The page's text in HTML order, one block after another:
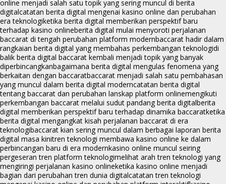
online menjadi salah satu topik yang sering muncul di berita
digitalcatatan berita digital mengenai kasino online dan perubahan
era teknologiketika berita digital memberikan perspektif baru
terhadap kasino onlineberita digital mulai menyoroti perjalanan
baccarat di tengah perubahan platform modernbaccarat hadir dalam
rangkaian berita digital yang membahas perkembangan teknologidi
balik berita digital baccarat kembali menjadi topik yang banyak
diperbincangkanbagaimana berita digital mengulas fenomena yang
berkaitan dengan baccaratbaccarat menjadi salah satu pembahasan
yang muncul dalam berita digital moderncatatan berita digital
tentang baccarat dan perubahan lanskap platform onlinemengikuti
perkembangan baccarat melalui sudut pandang berita digitalberita
digital memberikan perspektif baru terhadap dinamika baccaratketika
berita digital mengangkat kisah perjalanan baccarat di era
teknologibaccarat kian sering muncul dalam berbagai laporan berita
digital masa kinitren teknologi membawa kasino online ke dalam
perbincangan baru di era modernkasino online muncul seiring
pergeseran tren platform teknologimelihat arah tren teknologi yang
mengiringi perjalanan kasino onlineketika kasino online menjadi
bagian dari perubahan tren dunia digitalcatatan tren teknologi